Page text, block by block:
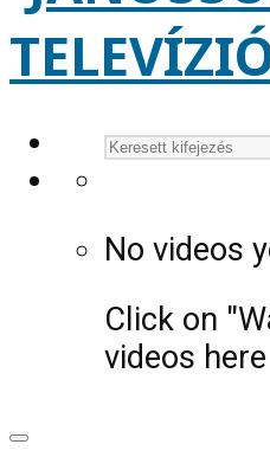
No videos
Click on
videos here